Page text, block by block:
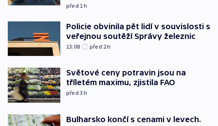
před 1h
Policie obvinila pět lidí v souvislosti s
veřejnou soutěží Správy železnic
13:08 před 2h
Světové ceny potravin jsou na
tříletém maximu, zjistila FAO
před 3h
Bulharsko končí s cenami v levech.